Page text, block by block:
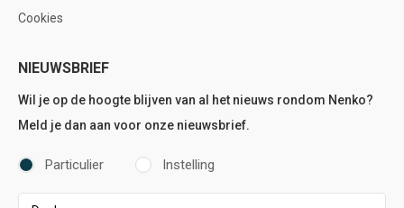
Cookies
NIEUWSBRIEF
Wil je op de hoogte blijven van al het nieuws rondom Nenko?
Meld je dan aan voor onze nieuwsbrief.
Particulier Instelling